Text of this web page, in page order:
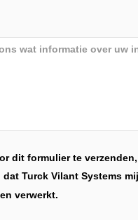
dit formulier te
dat Turck Vilant Systems
verwerkt.